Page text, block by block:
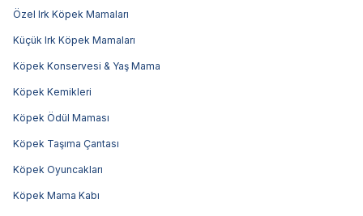
Özel Irk Köpek Mamaları
Küçük Irk Köpek Mamaları
Köpek Konservesi & Yaş Mama
Köpek Kemikleri
Köpek Ödül Maması
Köpek Taşıma Çantası
Köpek Oyuncakları
Köpek Mama Kabı